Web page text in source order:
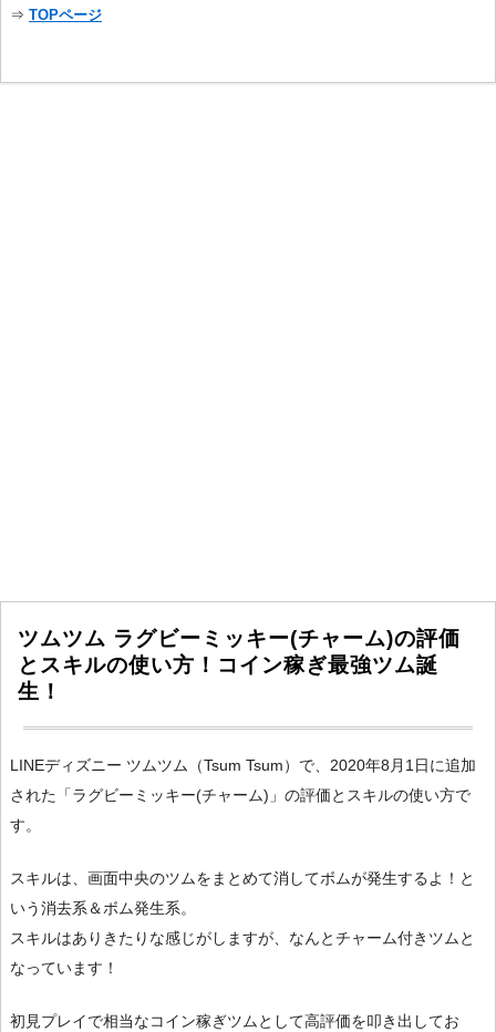
⇒ TOPページ
ツムツム ラグビーミッキー(チャーム)の評価
とスキルの使い方！コイン稼ぎ最強ツム誕
生！
LINEディズニー ツムツム（Tsum Tsum）で、2020年8月1日に追加
された「ラグビーミッキー(チャーム)」の評価とスキルの使い方で
す。
スキルは、画面中央のツムをまとめて消してボムが発生するよ！と
いう消去系＆ボム発生系。
スキルはありきたりな感じがしますが、なんとチャーム付きツムと
なっています！
初見プレイで相当なコイン稼ぎツムとして高評価を叩き出してお